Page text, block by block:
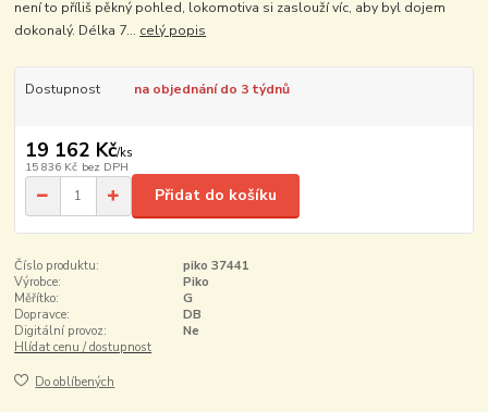
není to příliš pěkný pohled, lokomotiva si zaslouží víc, aby byl dojem
dokonalý. Délka 7... celý popis
Dostupnost na objednání do 3 týdnů
19 162 Kč/ks
15 836 Kč bez DPH
Přidat do košíku
Číslo produktu:
piko 37441
Výrobce:
Piko
Měřítko:
G
Dopravce:
DB
Digitální provoz:
Ne
Hlídat cenu / dostupnost
Do oblíbených